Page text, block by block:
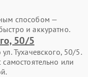
способом —
и аккуратно.
50/5
Тухачевского, 50/5.
или